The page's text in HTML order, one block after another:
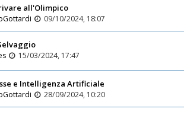
all'Olimpico
09/10/2024, 18:07
15/03/2024, 17:47
e Intelligenza Artificiale
28/09/2024, 10:20